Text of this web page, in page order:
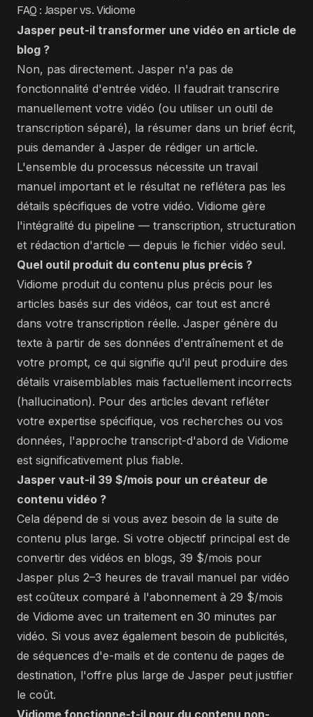
FAQ : Jasper vs. Vidiome
Jasper peut-il transformer une vidéo en article de
blog ?
Non, pas directement. Jasper n'a pas de
fonctionnalité d'entrée vidéo. Il faudrait transcrire
manuellement votre vidéo (ou utiliser un outil de
transcription séparé), la résumer dans un brief écrit,
puis demander à Jasper de rédiger un article.
L'ensemble du processus nécessite un travail
manuel important et le résultat ne reflétera pas les
détails spécifiques de votre vidéo. Vidiome gère
l'intégralité du pipeline — transcription, structuration
et rédaction d'article — depuis le fichier vidéo seul.
Quel outil produit du contenu plus précis ?
Vidiome produit du contenu plus précis pour les
articles basés sur des vidéos, car tout est ancré
dans votre transcription réelle. Jasper génère du
texte à partir de ses données d'entraînement et de
votre prompt, ce qui signifie qu'il peut produire des
détails vraisemblables mais factuellement incorrects
(hallucination). Pour des articles devant refléter
votre expertise spécifique, vos recherches ou vos
données, l'approche transcript-d'abord de Vidiome
est significativement plus fiable.
Jasper vaut-il 39 $/mois pour un créateur de
contenu vidéo ?
Cela dépend de si vous avez besoin de la suite de
contenu plus large. Si votre objectif principal est de
convertir des vidéos en blogs, 39 $/mois pour
Jasper plus 2–3 heures de travail manuel par vidéo
est coûteux comparé à l'abonnement à 29 $/mois
de Vidiome avec un traitement en 30 minutes par
vidéo. Si vous avez également besoin de publicités,
de séquences d'e-mails et de contenu de pages de
destination, l'offre plus large de Jasper peut justifier
le coût.
Vidiome fonctionne-t-il pour du contenu non-